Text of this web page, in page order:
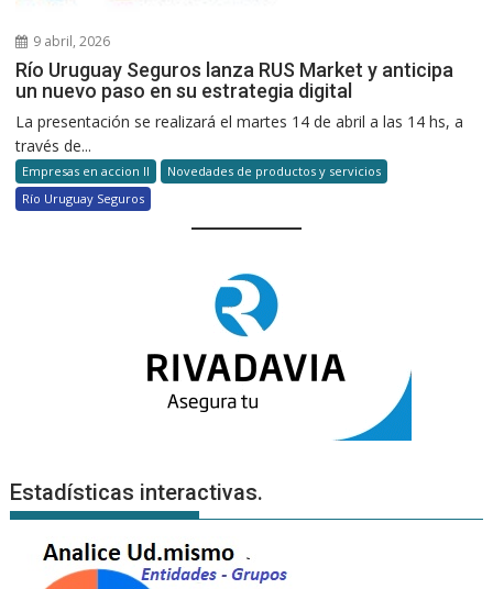
9 abril, 2026
Río Uruguay Seguros lanza RUS Market y anticipa
un nuevo paso en su estrategia digital
La presentación se realizará el martes 14 de abril a las 14 hs, a
través de...
Empresas en accion II
Novedades de productos y servicios
Río Uruguay Seguros
Estadísticas interactivas.